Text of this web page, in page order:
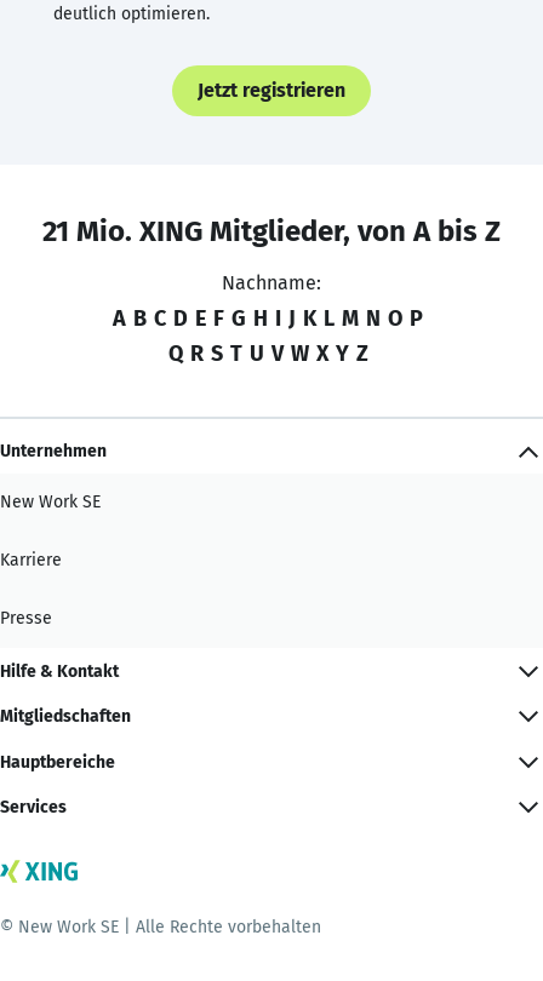
deutlich optimieren.
Jetzt registrieren
21 Mio. XING Mitglieder, von A bis Z
Nachname:
A B C D E F G H I J K L M N O P
Q R S T U V W X Y Z
Unternehmen
New Work SE
Karriere
Presse
Hilfe & Kontakt
Mitgliedschaften
Hauptbereiche
Services
© New Work SE | Alle Rechte vorbehalten